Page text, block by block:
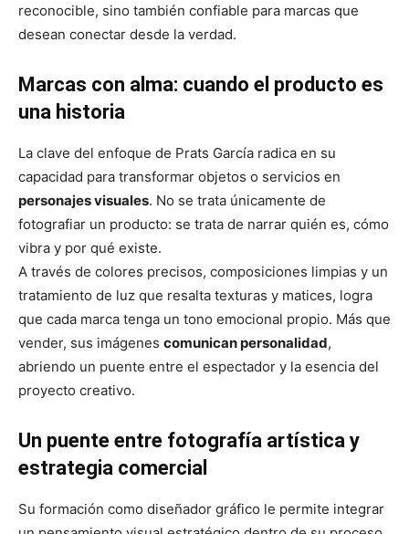
reconocible, sino también confiable para marcas que
desean conectar desde la verdad.
Marcas con alma: cuando el producto es
una historia
La clave del enfoque de Prats García radica en su
capacidad para transformar objetos o servicios en
personajes visuales. No se trata únicamente de
fotografiar un producto: se trata de narrar quién es, cómo
vibra y por qué existe.
A través de colores precisos, composiciones limpias y un
tratamiento de luz que resalta texturas y matices, logra
que cada marca tenga un tono emocional propio. Más que
vender, sus imágenes comunican personalidad,
abriendo un puente entre el espectador y la esencia del
proyecto creativo.
Un puente entre fotografía artística y
estrategia comercial
Su formación como diseñador gráfico le permite integrar